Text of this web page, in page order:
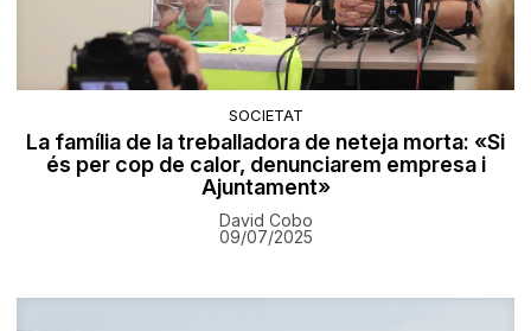
SOCIETAT
La família de la treballadora de neteja morta: «Si
és per cop de calor, denunciarem empresa i
Ajuntament»
David Cobo
09/07/2025